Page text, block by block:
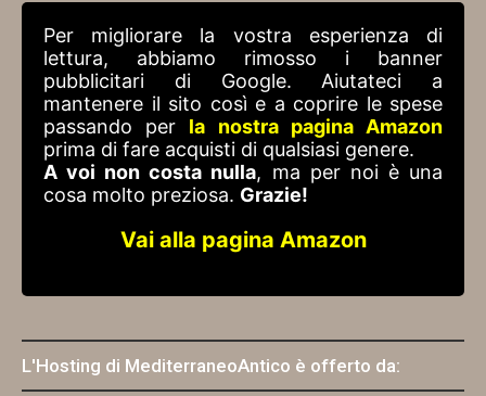
Per migliorare la vostra esperienza di
lettura, abbiamo rimosso i banner
pubblicitari di Google. Aiutateci a
mantenere il sito così e a coprire le spese
passando per la nostra pagina Amazon
prima di fare acquisti di qualsiasi genere.
A voi non costa nulla, ma per noi è una
cosa molto preziosa. Grazie!
Vai alla pagina Amazon
L'Hosting di MediterraneoAntico è offerto da: